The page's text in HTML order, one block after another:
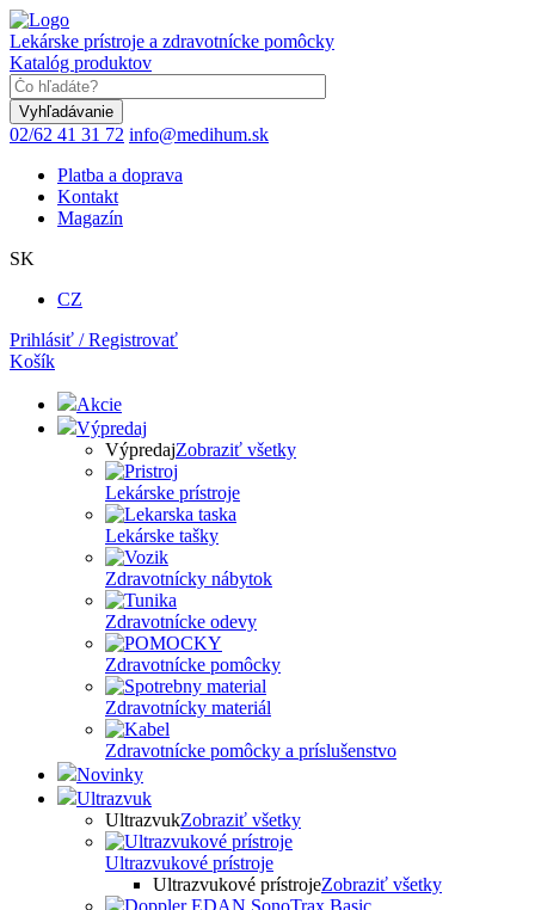
Skočiť
na
hlavný
obsah
Lekárske prístroje a zdravotnícke pomôcky
Katalóg produktov
02/62 41 31 72 info@medihum.sk
Platba a doprava
Kontakt
Magazín
SK
CZ
Prihlásiť / Registrovať
Košík
Akcie
Výpredaj
VýpredajZobraziť všetky
Lekárske prístroje
Lekárske tašky
Zdravotnícky nábytok
Zdravotnícke odevy
Zdravotnícke pomôcky
Zdravotnícky materiál
Zdravotnícke pomôcky a príslušenstvo
Novinky
Ultrazvuk
UltrazvukZobraziť všetky
Ultrazvukové prístroje
Ultrazvukové prístrojeZobraziť všetky